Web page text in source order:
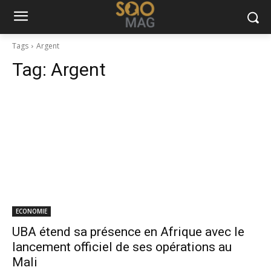
Tags Argent
Tag: Argent
ECONOMIE
UBA étend sa présence en Afrique avec le
lancement officiel de ses opérations au
Mali